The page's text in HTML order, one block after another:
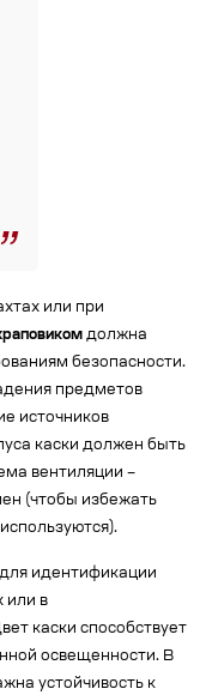
или при
должна
безопасности.
предметов
источников
каски должен быть
вентиляции –
(чтобы избежать
идентификации
или в
каски способствует
освещенности. В
устойчивость к